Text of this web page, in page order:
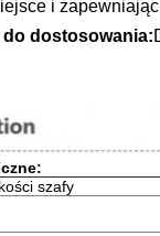
i
do dostosowania:
szafy